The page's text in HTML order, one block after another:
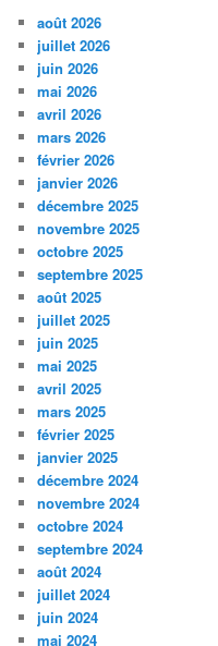
août 2026
juillet 2026
juin 2026
mai 2026
avril 2026
mars 2026
février 2026
janvier 2026
décembre 2025
novembre 2025
octobre 2025
septembre 2025
août 2025
juillet 2025
juin 2025
mai 2025
avril 2025
mars 2025
février 2025
janvier 2025
décembre 2024
novembre 2024
octobre 2024
septembre 2024
août 2024
juillet 2024
juin 2024
mai 2024